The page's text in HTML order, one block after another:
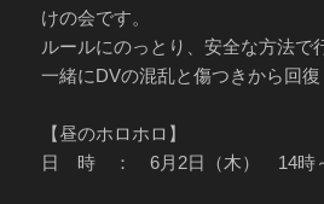
けの会です。
ルールにのっとり、安全な方法で
一緒にDVの混乱と傷つきから回復
【昼のホロホロ】
日 時 ： 6月2日（木） 14時